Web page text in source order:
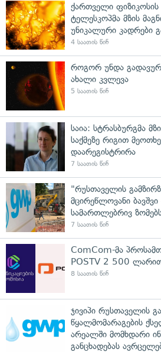
ქართველი
ტელესკოპმა მზის
უნიკალური კადრები
4 საათის წინ
როგორ უნდა
ახალი კვლევა
5 საათის წინ
საია: სტრასბურგმა
საქმეზე რიგით
დაარეგისტრირა
7 საათის წინ
"რუსთაველის
მცირეწლოვანი
სამართლებრივ
7 საათის წინ
ComCom-მა
POSTV 2 500 ლარით
8 საათის წინ
ჯივიპი რუსთაველის
წყალმომარაგების
არეალში მომხდარი
განცხადებას